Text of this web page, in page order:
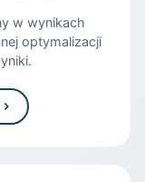
w wynikach
optymalizacji